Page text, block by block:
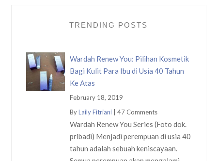
TRENDING POSTS
Wardah Renew You: Pilihan Kosmetik
Bagi Kulit Para Ibu di Usia 40 Tahun
Ke Atas
February 18, 2019
ByLaily Fitriani| 47 Comments
Wardah Renew You Series (Foto dok.
pribadi) Menjadi perempuan di usia 40
tahun adalah sebuah keniscayaan.